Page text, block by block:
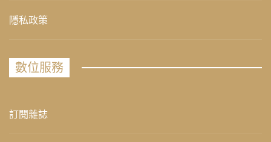
隱私政策
數位服務
訂閱雜誌